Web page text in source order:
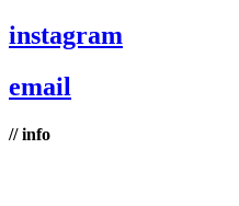
instagram
email
// info